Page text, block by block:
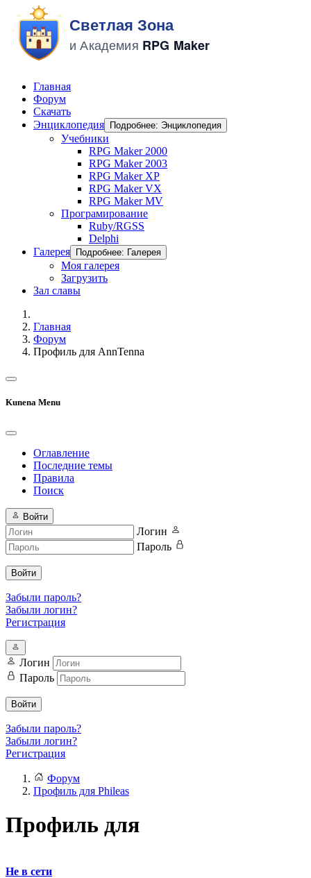
Главная
Форум
Скачать
Энциклопедия
Подробнее: Энциклопедия
Учебники
RPG Maker 2000
RPG Maker 2003
RPG Maker XP
RPG Maker VX
RPG Maker MV
Програмирование
Ruby/RGSS
Delphi
Галерея
Подробнее: Галерея
Моя галерея
Загрузить
Зал славы
Главная
Форум
Профиль для AnnTenna
Kunena Menu
Оглавление
Последние темы
Правила
Поиск
Войти
Логин
Пароль
Войти
Забыли пароль?
Забыли логин?
Регистрация
Логин
Пароль
Войти
Забыли пароль?
Забыли логин?
Регистрация
Форум
Профиль для Phileas
Профиль для
Не в сети